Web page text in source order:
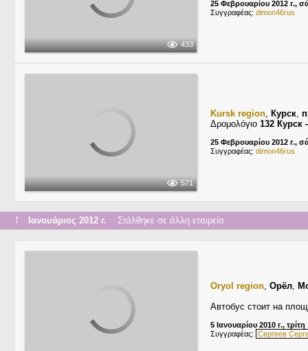
433
25 Φεβρουαρίου 2012 г.,
Συγγραφέας: dimon46rus
571
Kursk region, Курск,
Δρομολόγιο 132
25 Φεβρουαρίου 2012 г.,
Συγγραφέας: dimon46rus
↑ Ιανουάριος 2012 г. Στάλθηκε σε άλλη εταιρεία
Oryol region, Орёл,
Автобус стоит на
5 Ιανουαρίου 2010 г., τρίτη
Συγγραφέας: Сергеев